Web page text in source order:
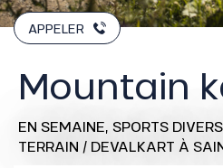
APPELER
Mountain
EN SEMAINE, SPORTS
TERRAIN / DEVALKART À